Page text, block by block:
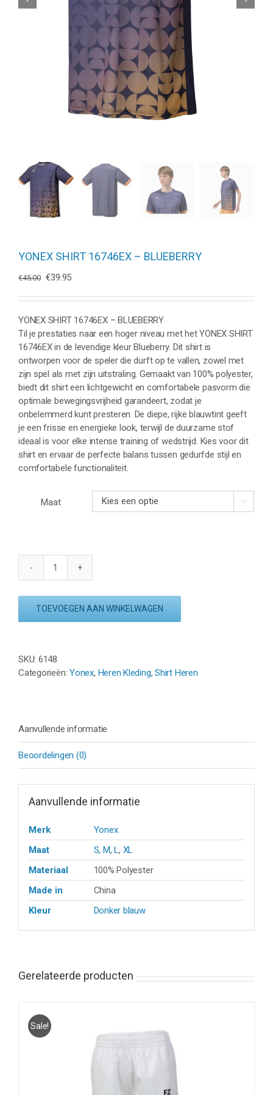
YONEX SHIRT 16746EX – BLUEBERRY
€45.00 Oorspronkelijke
was:
€45.00.
€39.95Huidige
is:
€39.95.
YONEX SHIRT 16746EX – BLUEBERRY
Til je prestaties naar een hoger niveau met het YONEX SHIRT
16746EX in de levendige kleur Blueberry. Dit shirt is
ontworpen voor de speler die durft op te vallen, zowel met
zijn spel als met zijn uitstraling. Gemaakt van 100% polyester,
biedt dit shirt een lichtgewicht en comfortabele pasvorm die
optimale bewegingsvrijheid garandeert, zodat je
onbelemmerd kunt presteren. De diepe, rijke blauwtint geeft
je een frisse en energieke look, terwijl de duurzame stof
ideaal is voor elke intense training of wedstrijd. Kies voor dit
shirt en ervaar de perfecte balans tussen gedurfde stijl en
comfortabele functionaliteit.
Maat 
YONEX
-
TOEVOEGEN AAN WINKELWAGEN
SKU: 6148
Categorieën:Yonex, Heren Kleding,Shirt Heren
Aanvullende informatie
Beoordelingen (0)
Aanvullende informatie
Merk
Yonex
Maat
S, M,L, XL
Materiaal
100% Polyester
Made in
China
Kleur
Donker blauw
Gerelateerde producten
Sale!